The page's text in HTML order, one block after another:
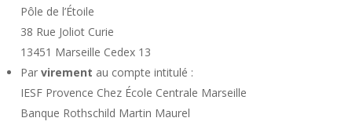
Pôle de l’Étoile
38 Rue Joliot Curie
13451 Marseille Cedex 13
Par virement au compte intitulé :
IESF Provence Chez École Centrale Marseille
Banque Rothschild Martin Maurel